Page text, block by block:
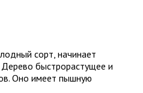
сорт, начинает
быстрорастущее и
Оно имеет пышную